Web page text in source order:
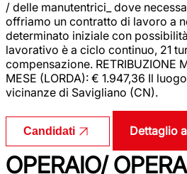
/ delle manutentrici_ dove
offriamo un contratto di lavoro a
determinato iniziale con
lavorativo è a ciclo continuo, 21
compensazione. RETRIBUZIONE
MESE (LORDA): € 1.947,36 Il
vicinanze di Savigliano (CN).
Candidati Dettaglio
OPERAIO/